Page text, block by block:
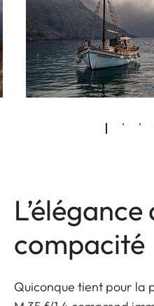
compacité
Quiconque tient pour la